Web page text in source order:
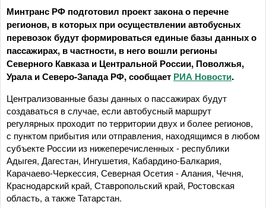
Минтранс РФ подготовил проект закона о перечне
регионов, в которых при осуществлении автобусных
перевозок будут формироваться единые базы данных о
пассажирах, в частности, в него вошли регионы
Северного Кавказа и Центральной России, Поволжья,
Урала и Северо-Запада РФ, сообщает РИА Новости.
Централизованные базы данных о пассажирах будут
создаваться в случае, если автобусный маршрут
регулярных проходит по территории двух и более регионов,
с пунктом прибытия или отправления, находящимся в любом
субъекте России из нижеперечисленных - республики
Адыгея, Дагестан, Ингушетия, Кабардино-Балкария,
Карачаево-Черкессия, Северная Осетия - Алания, Чечня,
Краснодарский край, Ставропольский край, Ростовская
область, а также Татарстан.